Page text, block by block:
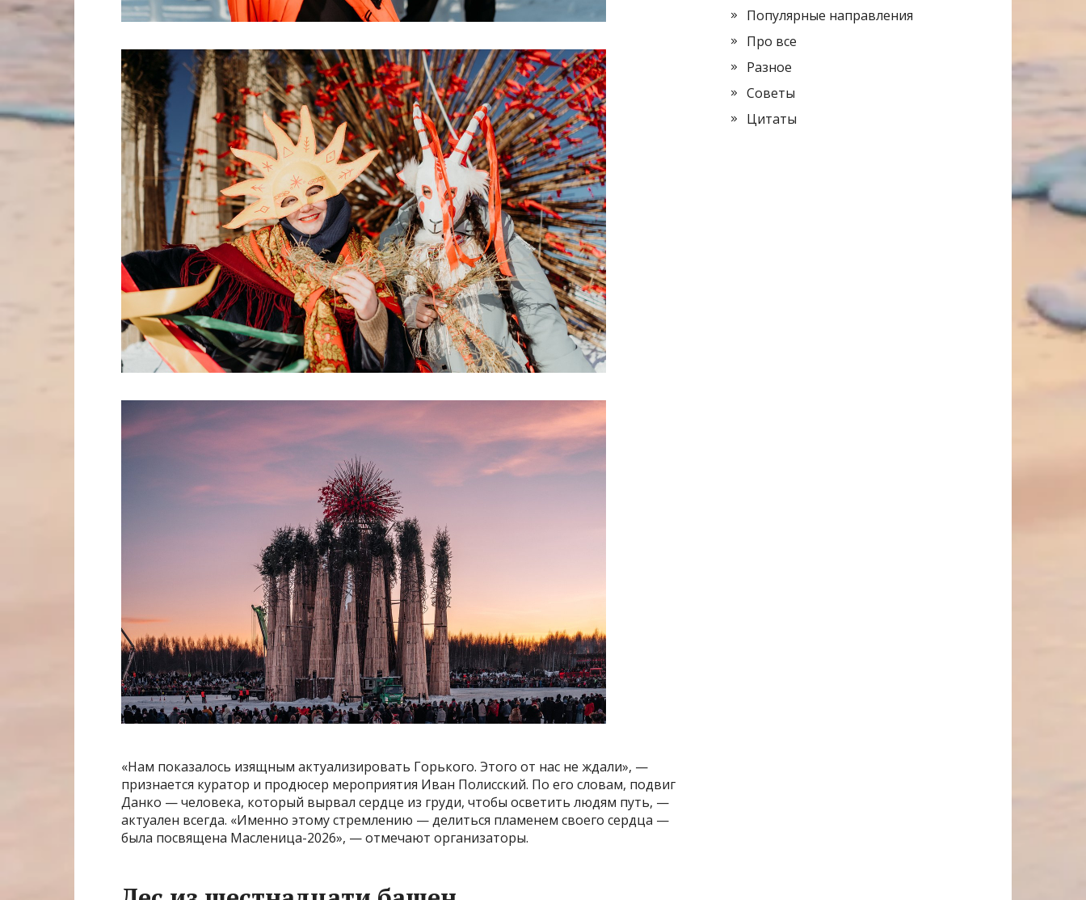
«Нам показалось изящным актуализировать Горького. Этого от нас не ждали», —
признается куратор и продюсер мероприятия Иван Полисский. По его словам, подвиг
Данко — человека, который вырвал сердце из груди, чтобы осветить людям путь, —
актуален всегда. «Именно этому стремлению — делиться пламенем своего сердца —
была посвящена Масленица-2026», — отмечают организаторы.
Популярные направления
Про все
Разное
Советы
Цитаты